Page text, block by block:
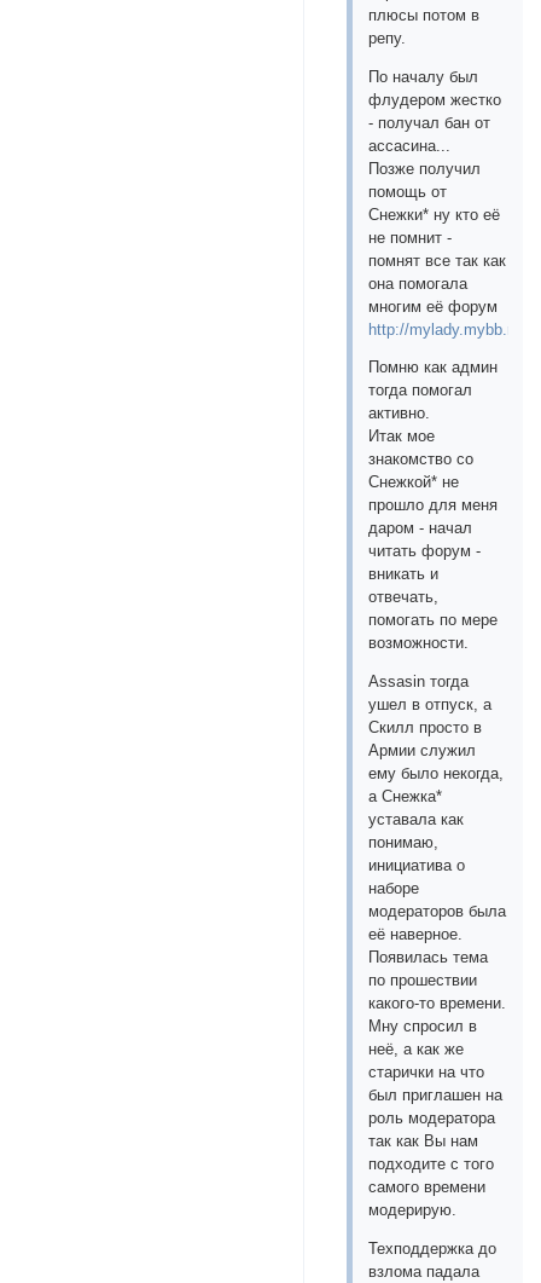
плюсы потом в
репу.
По началу был
флудером жестко
- получал бан от
ассасина...
Позже получил
помощь от
Снежки* ну кто её
не помнит -
помнят все так как
она помогала
многим её форум
http://mylady.mybb.ru
Помню как админ
тогда помогал
активно.
Итак мое
знакомство со
Снежкой* не
прошло для меня
даром - начал
читать форум -
вникать и
отвечать,
помогать по мере
возможности.
Аssasin тогда
ушел в отпуск, а
Скилл просто в
Армии служил
ему было некогда,
а Снежка*
уставала как
понимаю,
инициатива о
наборе
модераторов была
её наверное.
Появилась тема
по прошествии
какого-то времени.
Мну спросил в
неё, а как же
старички на что
был приглашен на
роль модератора
так как Вы нам
подходите с того
самого времени
модерирую.
Техподдержка до
взлома падала